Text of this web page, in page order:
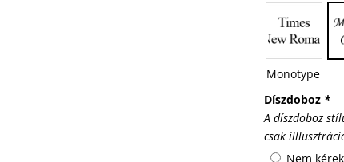
Monotype
Díszdoboz *
A díszdoboz
csak
Nem kérek